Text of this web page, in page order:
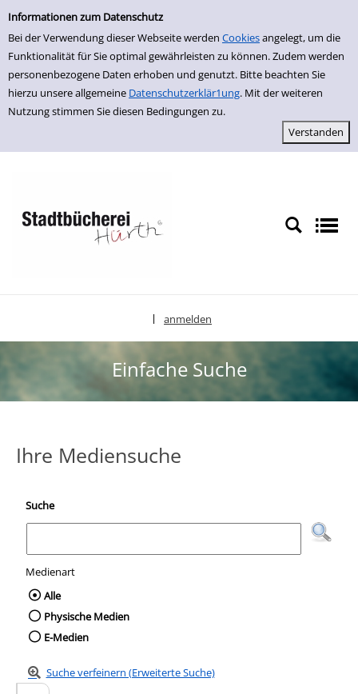
Einfache Suche
Informationen zum Datenschutz
Bei der Verwendung dieser Webseite werden Cookiesangelegt, um die
Funktionalität für Sie optimal gewährleisten zu können. Zudem werden
personenbezogene Daten erhoben und genutzt. Bitte beachten Sie
hierzu unsere allgemeine Datenschutzerklär1ung. Mit der weiteren
Nutzung stimmen Sie diesen Bedingungen zu.
zur Navigation springen
zum Inhalt springen
Zu den Suchfiltern springen
Zur Trefferliste springen
anmelden
Einfache Suche
Ihre Mediensuche
Suche
Medienart
Wählen Sie die Medienart nach der Sie
Alle
Physische Medien
E-Medien
Suche verfeinern (Erweiterte Suche)